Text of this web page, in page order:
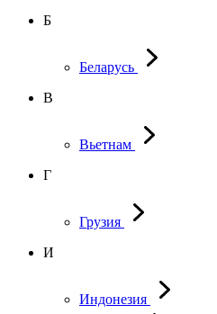
Б
Беларусь
В
Вьетнам
Г
Грузия
И
Индонезия